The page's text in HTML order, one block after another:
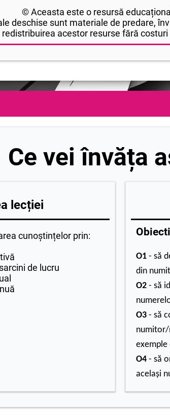
© Aceasta este o resursă
deschise sunt materiale de predare,
acestor resurse fără
Ce vei învăța
lecției
cunoștințelor prin:
de lucru
O1 - să
din
O2 - să
O3 - să
numitor/
exemple
O4 - să
acelaşi